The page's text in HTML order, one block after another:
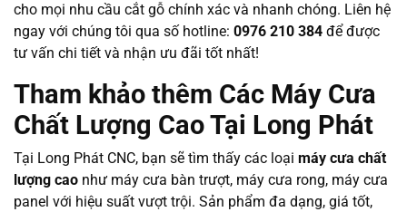
cho mọi nhu cầu cắt gỗ chính xác và nhanh chóng. Liên hệ
ngay với chúng tôi qua số hotline: 0976 210 384 để được
tư vấn chi tiết và nhận ưu đãi tốt nhất!
Tham khảo thêm Các Máy Cưa
Chất Lượng Cao Tại Long Phát
Tại Long Phát CNC, bạn sẽ tìm thấy các loại máy cưa chất
lượng cao như máy cưa bàn trượt, máy cưa rong, máy cưa
panel với hiệu suất vượt trội. Sản phẩm đa dạng, giá tốt,